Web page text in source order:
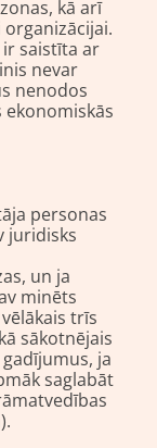
kā arī
ir saistīta ar
nevar
nenodos
ekonomiskās
personas
juridisks
un ja
minēts
trīs
sākotnējais
ja
saglabāt